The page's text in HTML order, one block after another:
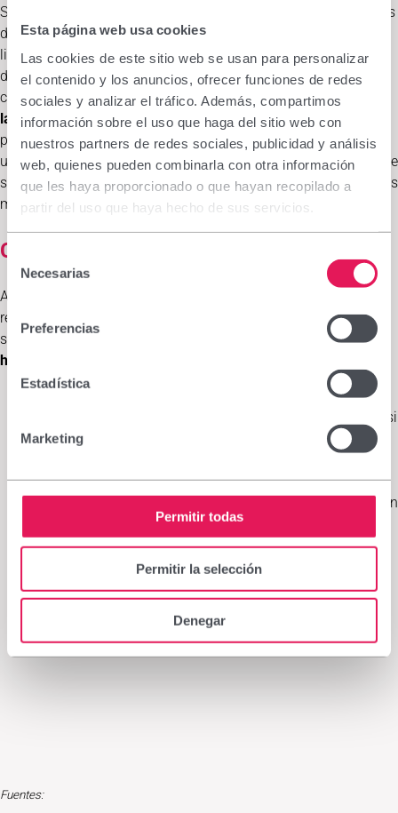
Esta página web usa cookies
Las cookies de este sitio web se usan para personalizar
el contenido y los anuncios, ofrecer funciones de redes
sociales y analizar el tráfico. Además, compartimos
información sobre el uso que haga del sitio web con
nuestros partners de redes sociales, publicidad y análisis
web, quienes pueden combinarla con otra información
que les haya proporcionado o que hayan recopilado a
partir del uso que haya hecho de sus servicios.
Selección
consentimiento
Necesarias
Preferencias
Estadística
Marketing
Permitir todas
Permitir la selección
Denegar
Según el Centro para el Control de Enfermedades, los márgenes
de los párpados deben formar parte de la rutina diaria de
limpieza facial; sin embargo, con frecuencia pasan
desapercibidos debido a su ubicación. Es necesario crear
conciencia sobre elimpacto de la higiene de los párpados en
la salud de la superficie ocularespecialmente entre los
pacientes que se hayan sometido a una cirugía ocular y los
usuarios de lentes de contacto. La educación del paciente sigue
siendo un componente esencial de la terapia para conseguir los
mejores y más satisfactorios resultados.
Cuidados tras la cirugía ocular
Aunque tras una cirugía ocular se puede realizar vida
relativamente normal desde el primer día, es recomendable
seguir una serie de
consejos y pautas de mantenimiento e
higiene en los ojos
El día de la cirugía ocular es aconsejable estar tranquilo,
con los ojos cerrados o en una habitación con poca luz; si
se sale a la calle, es importante protegerse con unas
golpe o impacto.
Desde el primer día de la cirugía puede lavarse la cara con
normalidad, haciendo hincapié en el lavado de las
pestañas (ya que se notarán pegajosas debido a los
Es muy importante no frotarse los ojos y lavarse bien las
Se debe evitar maquillar los ojos durante los primeros
días.
Fuentes: